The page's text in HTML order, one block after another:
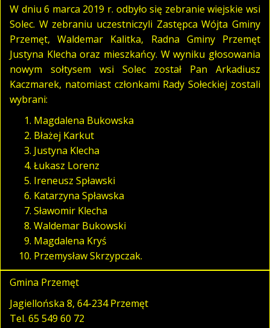
W dniu 6 marca 2019 r. odbyło się zebranie wiejskie wsi
Solec. W zebraniu uczestniczyli Zastępca Wójta Gminy
Przemęt, Waldemar Kalitka, Radna Gminy Przemęt
Justyna Klecha oraz mieszkańcy. W wyniku głosowania
nowym sołtysem wsi Solec został Pan Arkadiusz
Kaczmarek, natomiast członkami Rady Sołeckiej zostali
wybrani:
Magdalena Bukowska
Błażej Karkut
Justyna Klecha
Łukasz Lorenz
Ireneusz Spławski
Katarzyna Spławska
Sławomir Klecha
Waldemar Bukowski
Magdalena Kryś
Przemysław Skrzypczak.
Gmina Przemęt
Jagiellońska 8, 64-234 Przemęt
Tel. 65 549 60 72